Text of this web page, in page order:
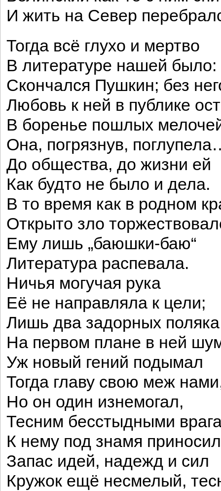
И жить на Север
Тогда всё глухо и мертво
В литературе нашей было:
Скончался Пушкин; без
Любовь к ней в публике
В боренье пошлых
Она, погрязнув,
До общества, до жизни ей
Как будто не было и дела.
В то время как в родном
Открыто зло
Ему лишь „баюшки-баю“
Литература распевала.
Ничья могучая рука
Её не направляла к цели;
Лишь два задорных поляка
На первом плане в ней
Уж новый гений подымал
Тогда главу свою меж
Но он один изнемогал,
Тесним бесстыдными
К нему под знамя приносил
Запас идей, надежд и сил
Кружок ещё несмелый,